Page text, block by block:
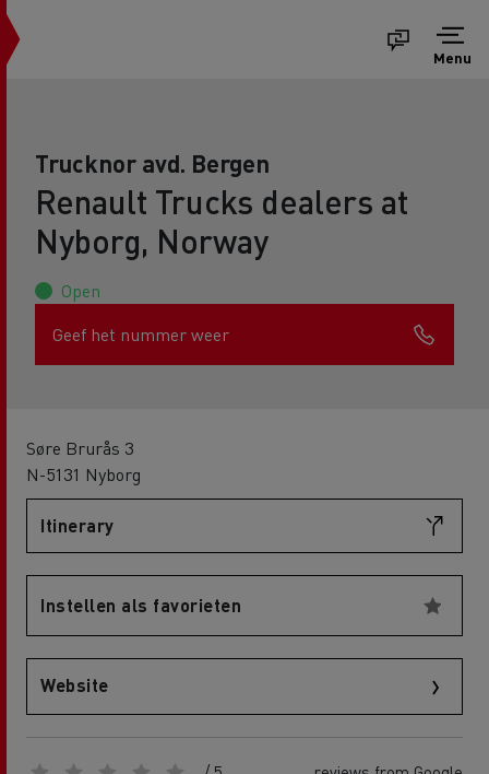
Menu
Trucknor avd. Bergen
Renault Trucks dealers at
Nyborg, Norway
Open
Geef het nummer weer
Søre Brurås 3
N-5131 Nyborg
Itinerary
Instellen als favorieten
Website